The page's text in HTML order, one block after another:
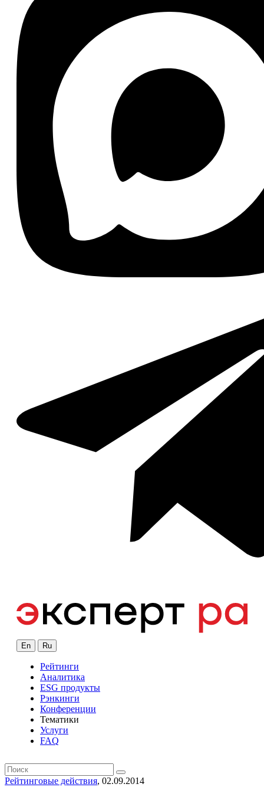
En Ru
Рейтинги
Аналитика
ESG продукты
Рэнкинги
Конференции
Тематики
Услуги
FAQ
Рейтинговые действия, 02.09.2014